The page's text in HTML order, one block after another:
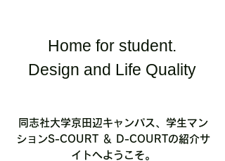
Home for student.
Design and Life Quality
同志社大学京田辺キャンパス、学生マン
ションS-COURT ＆ D-COURTの紹介サ
イトへようこそ。